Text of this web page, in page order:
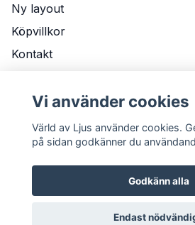
Ny layout
Köpvillkor
Kontakt
Leveransvillkor
Vi använder cookies
Värld av Ljus använder cookies.
på sidan godkänner du
Godkänn alla
Endast